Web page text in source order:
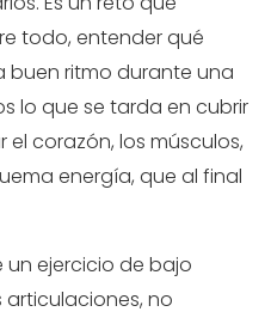
todo, entender qué
buen ritmo durante una
lo que se tarda en cubrir
el corazón, los músculos,
energía, que al final
un ejercicio de bajo
no